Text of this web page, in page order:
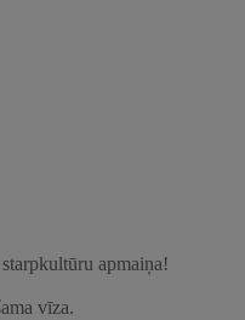
apmaiņa!
vīza.